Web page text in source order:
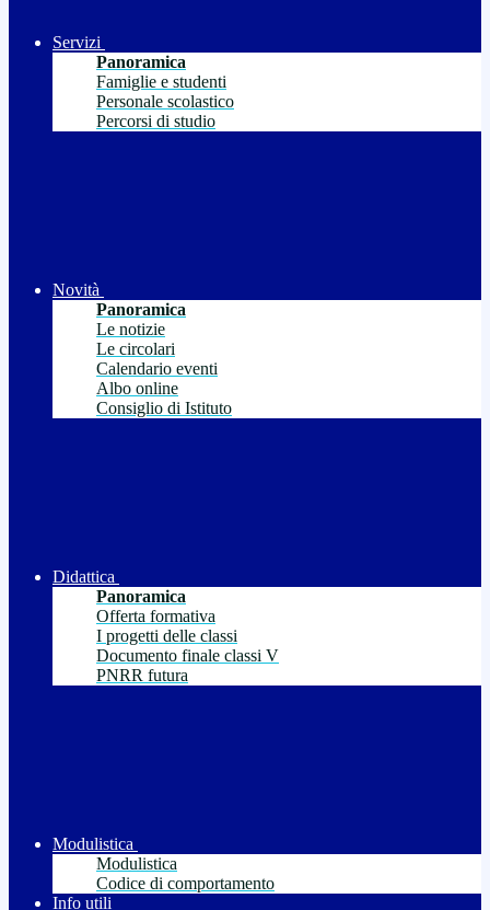
Servizi
Panoramica
Famiglie e studenti
Personale scolastico
Percorsi di studio
Novità
Panoramica
Le notizie
Le circolari
Calendario eventi
Albo online
Consiglio di Istituto
Didattica
Panoramica
Offerta formativa
I progetti delle classi
Documento finale classi V
PNRR futura
Modulistica
Modulistica
Codice di comportamento
Info utili